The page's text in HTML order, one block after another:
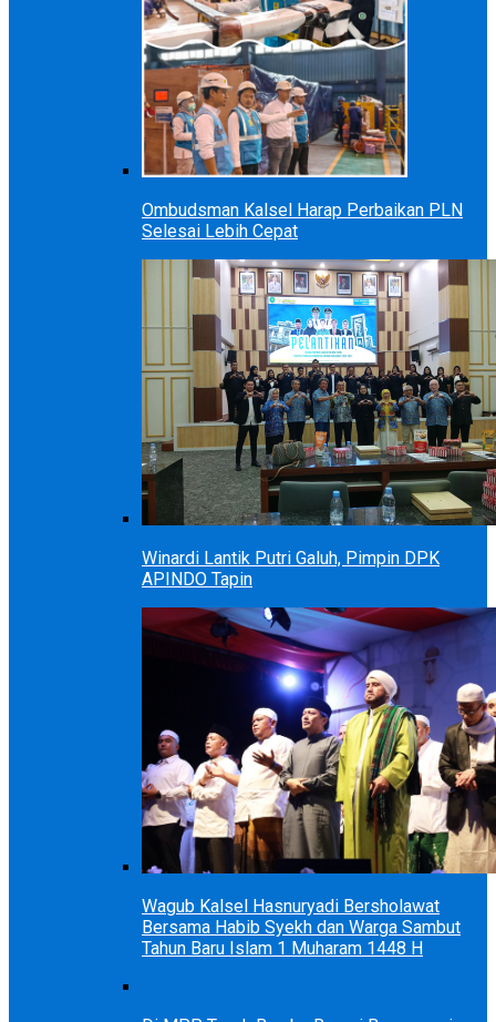
Ombudsman Kalsel Harap Perbaikan PLN
Selesai Lebih Cepat
Winardi Lantik Putri Galuh, Pimpin DPK
APINDO Tapin
Wagub Kalsel Hasnuryadi Bersholawat
Bersama Habib Syekh dan Warga Sambut
Tahun Baru Islam 1 Muharam 1448 H